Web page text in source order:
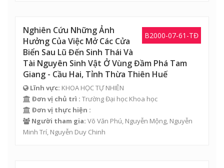
B2000-07-61-TĐ
Nghiên Cứu Những Ảnh
Hưởng Của Việc Mở Các Cửa
Biển Sau Lũ Đến Sinh Thái Và
Tài Nguyên Sinh Vật Ở Vùng Đầm Phá Tam
Giang - Cầu Hai, Tỉnh Thừa Thiên Huế
Lĩnh vực: KHOA HỌC TỰ NHIÊN
Đơn vị chủ trì : Trường Đại học Khoa học
Đơn vị thực hiện :
Người tham gia: Võ Văn Phú, Nguyễn Mộng, Nguyễn
Minh Trí, Nguyễn Duy Chinh